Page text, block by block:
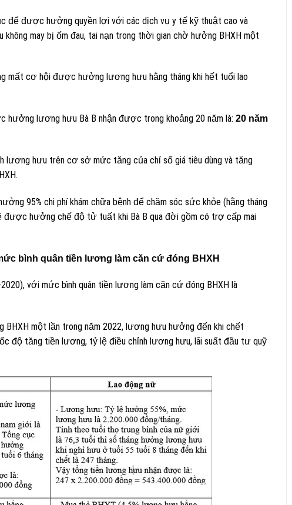
để được hưởng quyền lợi với các dịch vụ y tế kỹ thuật cao và
may bị ốm đau, tai nạn trong thời gian chờ hưởng BHXH một
mất cơ hội được hưởng lương hưu hằng tháng khi hết tuổi lao
hưởng lương hưu Bà B nhận được trong khoảng 20 năm là: 20 năm
lương hưu trên cơ sở mức tăng của chỉ số giá tiêu dùng và tăng
95% chi phí khám chữa bệnh để chăm sóc sức khỏe (hằng tháng
được hưởng chế độ tử tuất khi Bà B qua đời gồm có trợ cấp mai
bình quân tiền lương làm căn cứ đóng BHXH
với mức bình quân tiền lương làm căn cứ đóng BHXH là
một lần trong năm 2022, lương hưu hưởng đến khi chết
độ tăng tiền lương, tỷ lệ điều chỉnh lương hưu, lãi suất đầu tư quỹ